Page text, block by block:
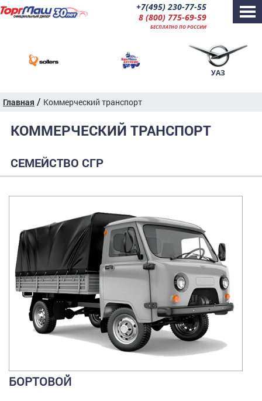
+7(495) 230-77-55
8 (800) 775-69-59
БЕСПЛАТНО ПО РОССИИ
УАЗ
Главная / Коммерческий транспорт
КОММЕРЧЕСКИЙ ТРАНСПОРТ
СЕМЕЙСТВО СГР
БОРТОВОЙ